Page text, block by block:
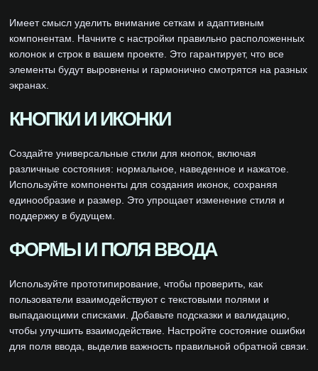
Имеет смысл уделить внимание сеткам и адаптивным
компонентам. Начните с настройки правильно расположенных
колонок и строк в вашем проекте. Это гарантирует, что все
элементы будут выровнены и гармонично смотрятся на разных
экранах.
КНОПКИ И ИКОНКИ
Создайте универсальные стили для кнопок, включая
различные состояния: нормальное, наведенное и нажатое.
Используйте компоненты для создания иконок, сохраняя
единообразие и размер. Это упрощает изменение стиля и
поддержку в будущем.
ФОРМЫ И ПОЛЯ ВВОДА
Используйте прототипирование, чтобы проверить, как
пользователи взаимодействуют с текстовыми полями и
выпадающими списками. Добавьте подсказки и валидацию,
чтобы улучшить взаимодействие. Настройте состояние ошибки
для поля ввода, выделив важность правильной обратной связи.